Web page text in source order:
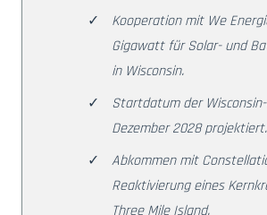
Kooperation mit We
Gigawatt für Solar- und
in Wisconsin.
Startdatum der
Dezember 2028 projektiert.
Abkommen mit
Reaktivierung eines